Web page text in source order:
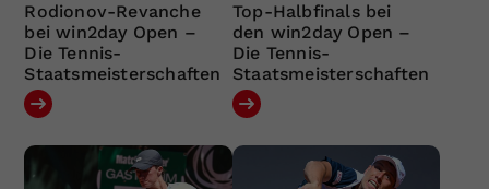
Rodionov-Revanche
bei win2day Open –
Die Tennis-
Staatsmeisterschaften
Top-Halbfinals bei
den win2day Open –
Die Tennis-
Staatsmeisterschaften